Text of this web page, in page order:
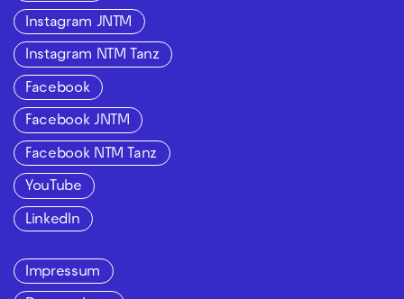
Instagram JNTM
Instagram NTM Tanz
Facebook
Facebook JNTM
Facebook NTM Tanz
YouTube
LinkedIn
Impressum